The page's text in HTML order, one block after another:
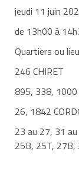
jeudi 11 juin
de 13h00 à
Quartiers ou
246 CHIRET
895, 338, 1000
26, 1842
23 au 27, 31
25B, 25T, 27B,